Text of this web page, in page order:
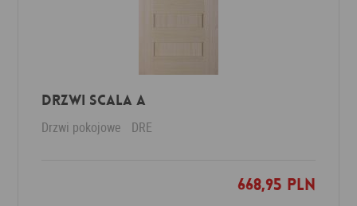
Drzwi Scala A
Drzwi pokojowe DRE
668,95 PLN
Dodaj do ulubionych